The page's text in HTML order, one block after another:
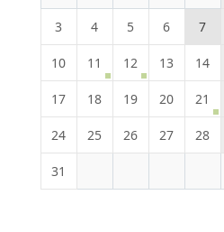
3 4 5 6 7
10 11 12 13 14
17 18 19 20 21
24 25 26 27 28
31